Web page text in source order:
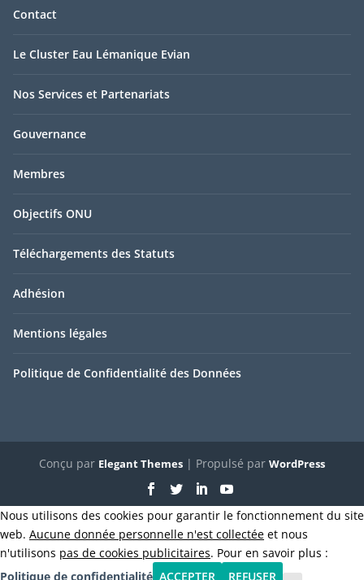
Contact
Le Cluster Eau Lémanique Evian
Nos Services et Partenariats
Gouvernance
Membres
Objectifs ONU
Téléchargements des Statuts
Adhésion
Mentions légales
Politique de Confidentialité des Données
Conçu par Elegant Themes | Propulsé par WordPress
Nous utilisons des cookies pour garantir le fonctionnement du site
web. Aucune donnée personnelle n'est collectée et nous
n'utilisons pas de cookies publicitaires. Pour en savoir plus :
Politique de confidentialité ACCEPTER REFUSER